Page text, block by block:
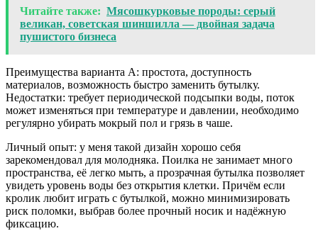
Читайте также: Мясошкурковые породы: серый
великан, советская шиншилла — двойная задача
пушистого бизнеса
Преимущества варианта A: простота, доступность
материалов, возможность быстро заменить бутылку.
Недостатки: требует периодической подсыпки воды, поток
может изменяться при температуре и давлении, необходимо
регулярно убирать мокрый пол и грязь в чаше.
Личный опыт: у меня такой дизайн хорошо себя
зарекомендовал для молодняка. Поилка не занимает много
пространства, её легко мыть, а прозрачная бутылка позволяет
увидеть уровень воды без открытия клетки. Причём если
кролик любит играть с бутылкой, можно минимизировать
риск поломки, выбрав более прочный носик и надёжную
фиксацию.